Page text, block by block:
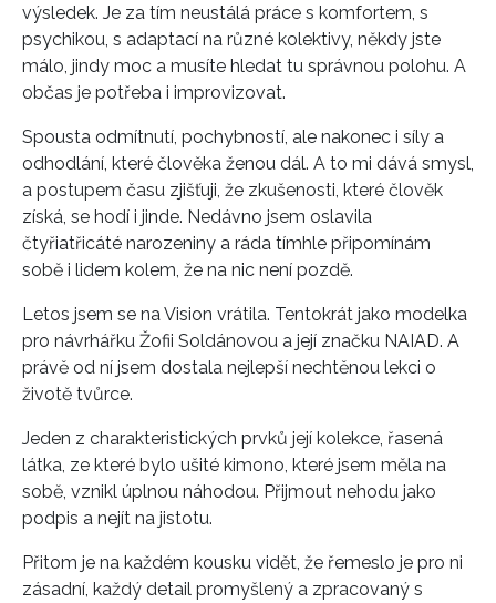
výsledek. Je za tím neustálá práce s komfortem, s
psychikou, s adaptací na různé kolektivy, někdy jste
málo, jindy moc a musíte hledat tu správnou polohu. A
občas je potřeba i improvizovat.
Spousta odmítnutí, pochybností, ale nakonec i síly a
odhodlání, které člověka ženou dál. A to mi dává smysl,
a postupem času zjišťuji, že zkušenosti, které člověk
získá, se hodí i jinde. Nedávno jsem oslavila
čtyřiatřicáté narozeniny a ráda tímhle připomínám
sobě i lidem kolem, že na nic není pozdě.
Letos jsem se na Vision vrátila. Tentokrát jako modelka
pro návrhářku Žofii Soldánovou a její značku NAIAD. A
právě od ní jsem dostala nejlepší nechtěnou lekci o
životě tvůrce.
Jeden z charakteristických prvků její kolekce, řasená
látka, ze které bylo ušité kimono, které jsem měla na
sobě, vznikl úplnou náhodou. Přijmout nehodu jako
podpis a nejít na jistotu.
Přitom je na každém kousku vidět, že řemeslo je pro ni
zásadní, každý detail promyšlený a zpracovaný s